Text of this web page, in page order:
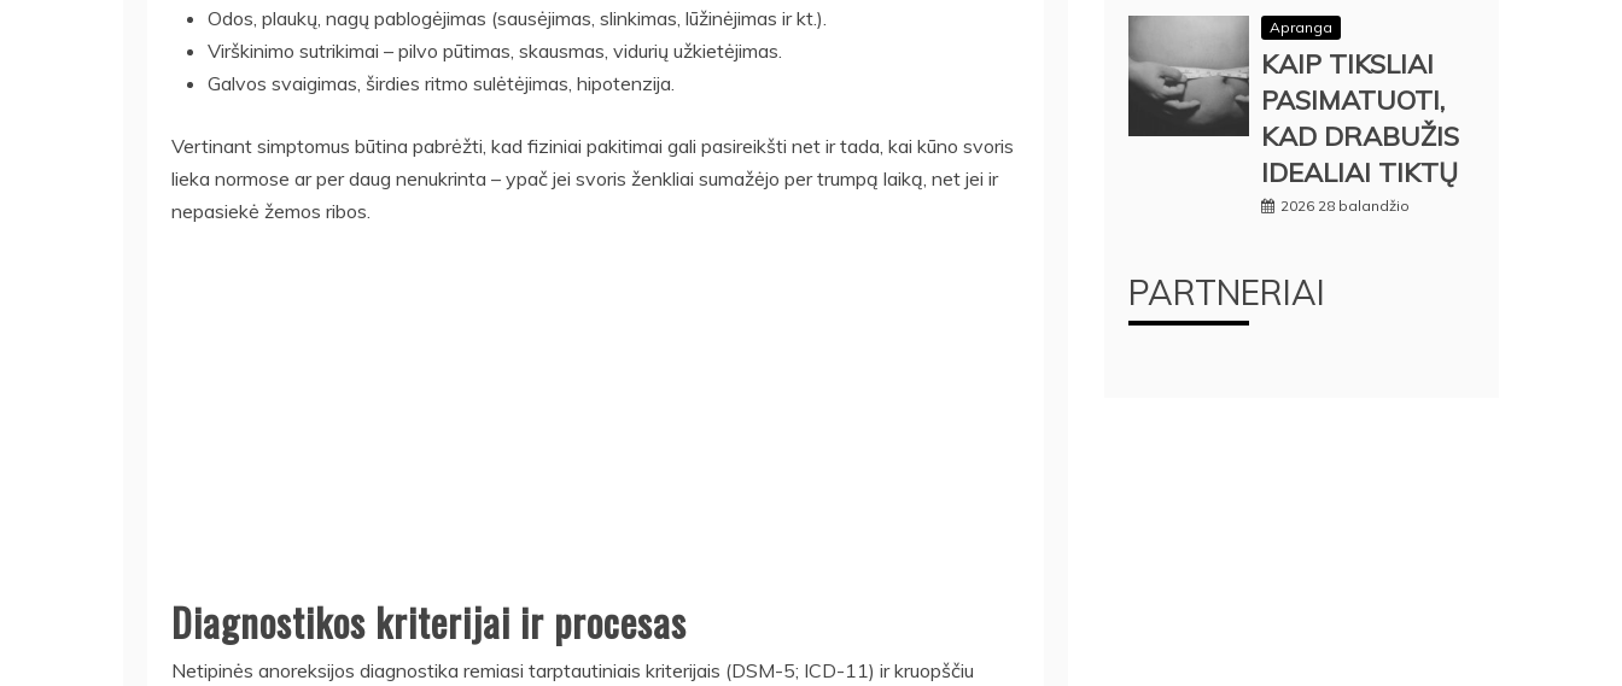
Odos, plaukų, nagų pablogėjimas (sausėjimas, slinkimas, lūžinėjimas ir kt.).
Virškinimo sutrikimai – pilvo pūtimas, skausmas, vidurių užkietėjimas.
Galvos svaigimas, širdies ritmo sulėtėjimas, hipotenzija.
Vertinant simptomus būtina pabrėžti, kad fiziniai pakitimai gali pasireikšti net ir tada, kai kūno svoris
lieka normose ar per daug nenukrinta – ypač jei svoris ženkliai sumažėjo per trumpą laiką, net jei ir
nepasiekė žemos ribos.
Diagnostikos kriterijai ir procesas
Netipinės anoreksijos diagnostika remiasi tarptautiniais kriterijais (DSM-5; ICD-11) ir kruopščiu
Apranga
KAIP TIKSLIAI
PASIMATUOTI,
KAD DRABUŽIS
IDEALIAI TIKTŲ
2026 28 balandžio
PARTNERIAI